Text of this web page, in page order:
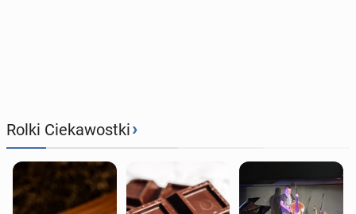
Rolki Ciekawostki›